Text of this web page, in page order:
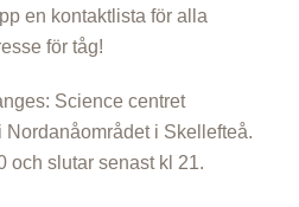
en kontaktlista för alla
för tåg!
Science centret
i Skellefteå.
och slutar senast kl 21.